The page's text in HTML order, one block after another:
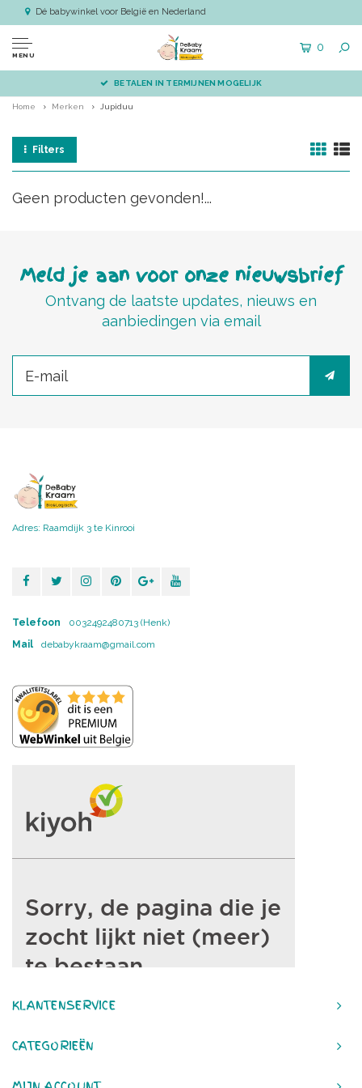
Dé babywinkel voor België en Nederland
MENU
0
BETALEN IN TERMIJNEN MOGELIJK
Home Merken Jupiduu
Filters
Geen producten gevonden!...
Meld je aan voor onze nieuwsbrief
Ontvang de laatste updates, nieuws en
aanbiedingen via email
Adres: Raamdijk 3 te Kinrooi
Telefoon
0032492480713 (Henk)
Mail
debabykraam@gmail.com
KLANTENSERVICE
CATEGORIEËN